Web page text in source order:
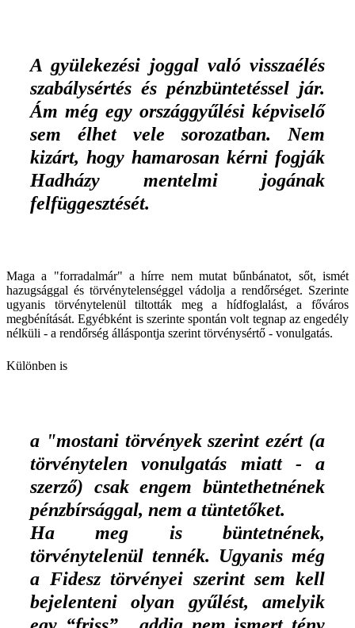
A gyülekezési joggal való visszaélés
szabálysértés és pénzbüntetéssel jár.
Ám még egy országgyűlési képviselő
sem élhet vele sorozatban. Nem
kizárt, hogy hamarosan kérni fogják
Hadházy mentelmi jogának
felfüggesztését.
Maga a "forradalmár" a hírre nem mutat bűnbánatot, sőt, ismét
hazugsággal és törvénytelenséggel vádolja a rendőrséget. Szerinte
ugyanis törvénytelenül tiltották meg a hídfoglalást, a főváros
megbénítását. Egyébként is szerinte spontán volt tegnap az engedély
nélküli - a rendőrség álláspontja szerint törvénysértő - vonulgatás.
Különben is
a "mostani törvények szerint ezért (a
törvénytelen vonulgatás miatt - a
szerző) csak engem büntethetnének
pénzbírsággal, nem a tüntetőket.
Ha meg is büntetnének,
törvénytelenül tennék. Ugyanis még
a Fidesz törvényei szerint sem kell
bejelenteni olyan gyűlést, amelyik